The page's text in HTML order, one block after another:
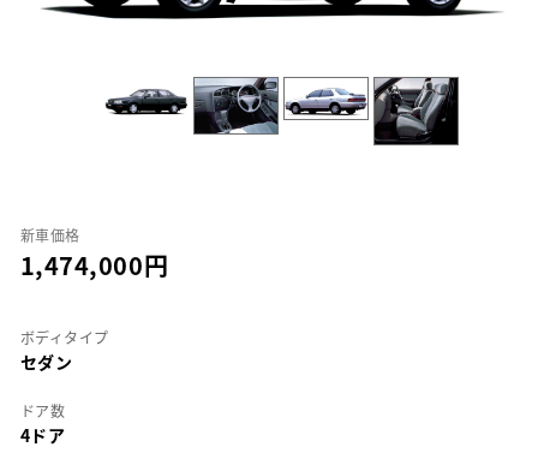
新車価格
1,474,000
ボディタイプ
セダン
ドア数
4ドア